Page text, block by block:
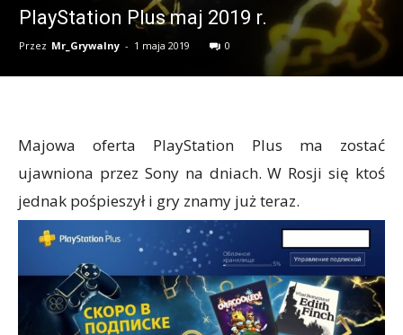
PlayStation Plus maj 2019 r.
Przez Mr_Grywalny - 1 maja 2019 0
Majowa oferta PlayStation Plus ma zostać
ujawniona przez Sony na dniach. W Rosji się ktoś
jednak pośpieszył i gry znamy już teraz.